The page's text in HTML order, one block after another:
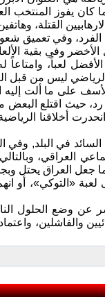
كان يفوز المنتخب
الفرد، وفي تعميق
وفي بقية
لعباً،
والأسف على ما ألت
أخلاقنا
في البلد, وفي
وبالتالي
«التوكي»، أو
عن وضع الحلول
والفاشلين،